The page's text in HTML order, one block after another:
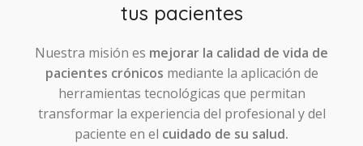
tus pacientes
Nuestra misión es mejorar la calidad de vida de
pacientes crónicos mediante la aplicación de
herramientas tecnológicas que permitan
transformar la experiencia del profesional y del
paciente en el cuidado de su salud.